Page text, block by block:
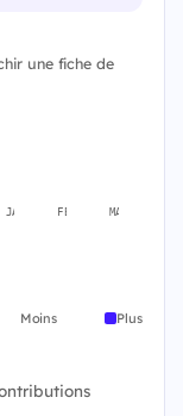
une fiche de
JANV. FÉVR. MARS
Moins Plus